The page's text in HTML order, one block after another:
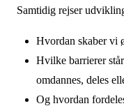
Samtidig rejser
Hvordan skaber vi
Hvilke barrierer
omdannes, deles
Og hvordan